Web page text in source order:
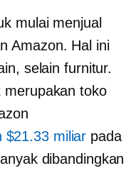
mulai menjual
Amazon. Hal ini
selain furnitur.
merupakan toko
$21.33 miliar pada
dibandingkan